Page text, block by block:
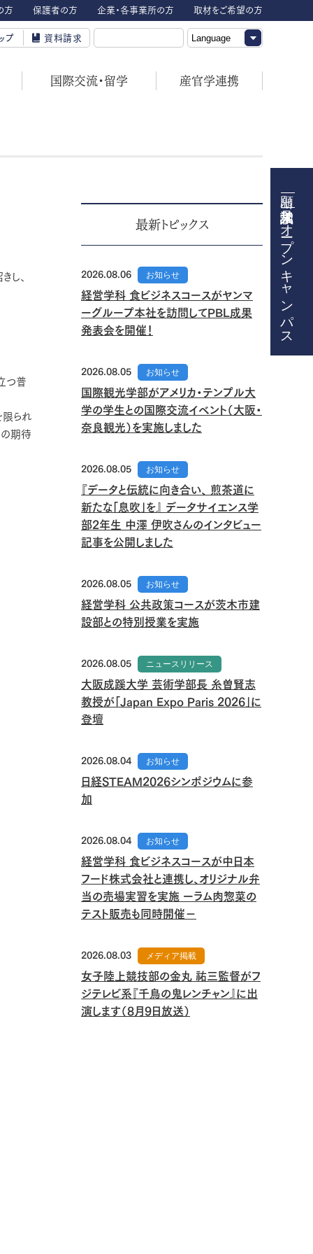
方 保護者の方 企業・各事業所の方 取材をご希望の方
国際交流・留学 産官学連携
プ 資料請求
オープンキャンパス
し、
つ普
限られ
期待
最新トピックス
2026.08.06 お知らせ
経営学科 食ビジネスコースがヤンマ
ーグループ本社を訪問してPBL成果
発表会を開催！
2026.08.05 お知らせ
国際観光学部がアメリカ・テンプル大
学の学生との国際交流イベント（大阪・
奈良観光）を実施しました
2026.08.05 お知らせ
『データと伝統に向き合い、 煎茶道に
新たな「息吹」を』 データサイエンス学
部2年生 中澤 伊吹さんのインタビュー
記事を公開しました
2026.08.05 お知らせ
経営学科 公共政策コースが茨木市建
設部との特別授業を実施
2026.08.05 ニュースリリース
大阪成蹊大学 芸術学部長 糸曽賢志
教授が「Japan Expo Paris 2026」に
登壇
2026.08.04 お知らせ
日経STEAM2026シンポジウムに参
加
2026.08.04 お知らせ
経営学科 食ビジネスコースが中日本
フード株式会社と連携し、オリジナル弁
当の売場実習を実施 ーラム肉惣菜の
テスト販売も同時開催－
2026.08.03 メディア掲載
女子陸上競技部の金丸 祐三監督がフ
ジテレビ系『千鳥の鬼レンチャン』に出
演します（8月9日放送）